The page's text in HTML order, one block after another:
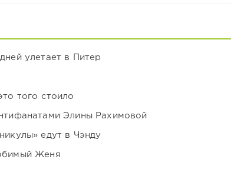
улетает в Питер
того стоило
Элины Рахимовой
едут в Чэнду
Женя